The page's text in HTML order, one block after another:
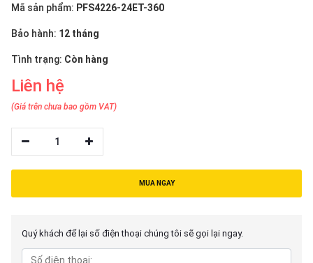
Mã sản phẩm: PFS4226-24ET-360
Bảo hành: 12 tháng
Tình trạng: Còn hàng
Liên hệ
(Giá trên chưa bao gồm VAT)
1
MUA NGAY
Quý khách để lại số điện thoại chúng tôi sẽ gọi lại ngay.
Giới
Tiếng
việt
English